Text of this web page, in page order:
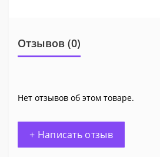
Отзывов (0)
Нет отзывов об этом товаре.
+ Написать отзыв